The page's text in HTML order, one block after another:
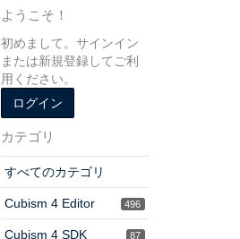
ようこそ！
初めまして。サインイン
または新規登録してご利
用ください。
ログイン
カテゴリ
すべてのカテゴリ
496
Cubism 4 Editor
87
Cubism 4 SDK